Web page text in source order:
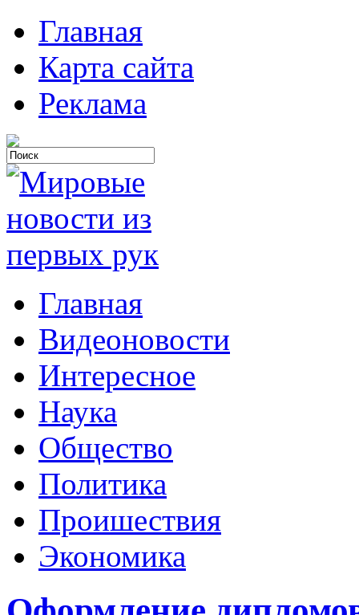
Главная
Карта сайта
Реклама
Главная
Видеоновости
Интересное
Наука
Общество
Политика
Проишествия
Экономика